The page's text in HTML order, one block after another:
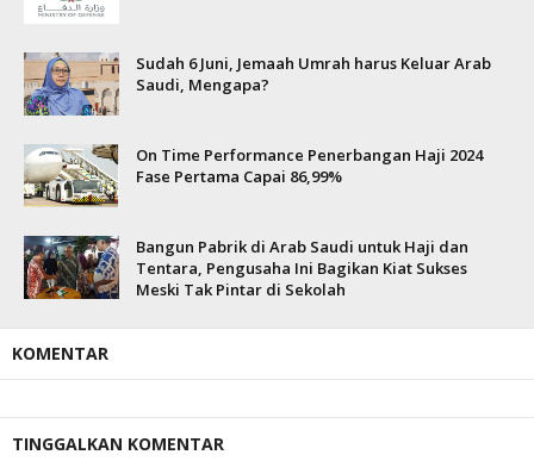
Sudah 6 Juni, Jemaah Umrah harus Keluar Arab
Saudi, Mengapa?
On Time Performance Penerbangan Haji 2024
Fase Pertama Capai 86,99%
Bangun Pabrik di Arab Saudi untuk Haji dan
Tentara, Pengusaha Ini Bagikan Kiat Sukses
Meski Tak Pintar di Sekolah
KOMENTAR
TINGGALKAN KOMENTAR